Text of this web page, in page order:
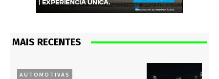
MAIS RECENTES
AUTOMOTIVAS